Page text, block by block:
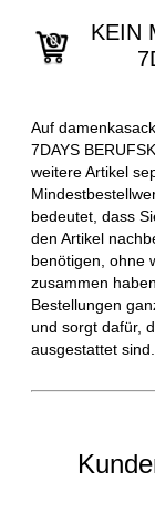
KEIN
Auf
7DAYS
weitere Artikel
bedeutet, dass
den Artikel
benötigen, ohne
zusammen
Bestellungen
und sorgt dafür,
ausgestattet sind.